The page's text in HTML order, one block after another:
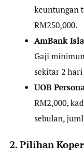
keuntungan
RM250,000.
AmBank
Gaji
sekitar 2
UOB
RM2,000,
sebulan,
2. Pilihan